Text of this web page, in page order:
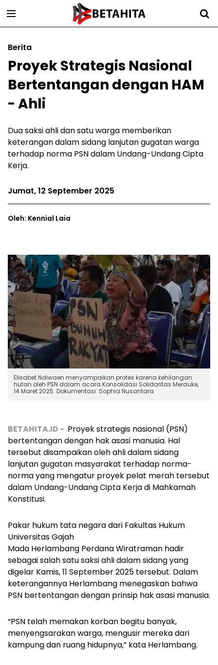
Berita
Proyek Strategis Nasional
Bertentangan dengan HAM
- Ahli
Dua saksi ahli dan satu warga memberikan
keterangan dalam sidang lanjutan gugatan warga
terhadap norma PSN dalam Undang-Undang Cipta
Kerja.
Jumat, 12 September 2025
Oleh: Kennial Laia
Elisabet Ndiwaen menyampaikan protes karena kehilangan
hutan oleh PSN dalam acara Konsolidasi Solidaritas Merauke,
14 Maret 2025. Dokumentasi: Sophia Nusantara
BETAHITA.ID - Proyek strategis nasional (PSN)
bertentangan dengan hak asasi manusia. Hal
tersebut disampaikan oleh ahli dalam sidang
lanjutan gugatan masyarakat terhadap norma-
norma yang mengatur proyek pelat merah tersebut
dalam Undang-Undang Cipta Kerja di Mahkamah
Konstitusi.
Pakar hukum tata negara dari Fakultas Hukum
Universitas Gajah
Mada Herlambang Perdana Wiratraman hadir
sebagai salah satu saksi ahli dalam sidang yang
digelar Kamis, 11 September 2025 tersebut. Dalam
keterangannya Herlambang menegaskan bahwa
PSN bertentangan dengan prinsip hak asasi manusia.
“PSN telah memakan korban begitu banyak,
menyengsarakan warga, mengusir mereka dari
kampung dan ruang hidupnya,” kata Herlambang.